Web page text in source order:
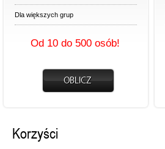
Dla większych grup
Od 10 do 500 osób!
Korzyści